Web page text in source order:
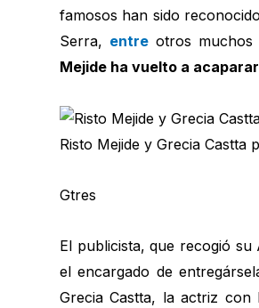
famosos han sido
Serra, entre otros muchos
Mejide ha vuelto a
Risto Mejide y Grecia Castta
Gtres
El publicista, que recogió
el encargado de
Grecia Castta, la actriz